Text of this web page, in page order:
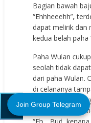
Bagian bawah
“Ehhheeehh”,
dapat melirik dan
kedua belah
Paha Wulan
seolah tidak
dari paha Wulan.
di celananya
merasakan
keinginan untuk
Join Group Telegram